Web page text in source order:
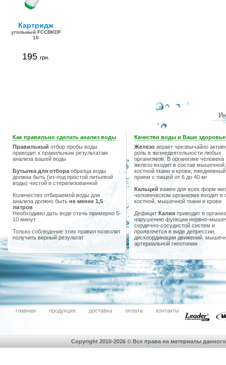
Картридж
угольный FCCBKDF
10
195 грн.
Как правильно сделать анализ воды
Правильный отбор пробы воды
приводит к правильным результатам
анализа вашей воды
Бутылка для отбора образца воды
должна быть (из-под простой питьевой
воды) чистой и стерилизованной
Количество отбираемой воды для
анализа должно быть не менее 1,5
литров
Необходимо дать воде стечь примерно 5-
10 минут
Только соблюдение этих правил позволит
получить верный результат
Качество воды и Ваше здоровье
Железо играет чрезвычайно
роль в жизнедеятельности любых
организмов. В организме человека
железо входит в состав мышечной,
костной ткани и крови, ежедневный
прием с пищей от 6 до 40 мг
Кальций важен для всех форм
человеческом организме входит в
костной, мышечной ткани и крови
Дефицит Калия приводит в
нарушению функции нервно-
сердечно-сосудистой систем и
проявляется в виде депрессии,
дискоординации движений,
артериальной гипотонии
главная продукция доставка оплата контакты
Copyright 2010-2026 © Все права на материалы